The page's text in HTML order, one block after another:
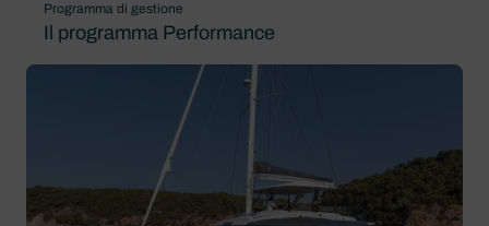
Programma di gestione
Il programma Performance